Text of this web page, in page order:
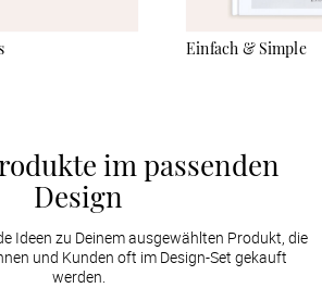
Einfach & Simple
im passenden
Design
Ideen zu Deinem ausgewählten Produkt, die
und Kunden oft im Design-Set gekauft
werden.